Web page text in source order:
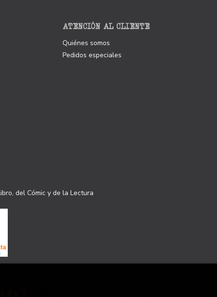
ATENCIÓN AL CLIENTE
Quiénes somos
Pedidos especiales
del Cómic y de la Lectura